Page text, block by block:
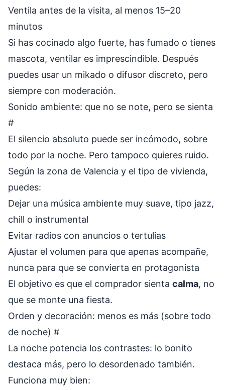
Ventila antes de la visita, al menos 15–20
minutos
Si has cocinado algo fuerte, has fumado o tienes
mascota, ventilar es imprescindible. Después
puedes usar un mikado o difusor discreto, pero
siempre con moderación.
Sonido ambiente: que no se note, pero se sienta
#
El silencio absoluto puede ser incómodo, sobre
todo por la noche. Pero tampoco quieres ruido.
Según la zona de Valencia y el tipo de vivienda,
puedes:
Dejar una música ambiente muy suave, tipo jazz,
chill o instrumental
Evitar radios con anuncios o tertulias
Ajustar el volumen para que apenas acompañe,
nunca para que se convierta en protagonista
El objetivo es que el comprador sienta calma, no
que se monte una fiesta.
Orden y decoración: menos es más (sobre todo
de noche) #
La noche potencia los contrastes: lo bonito
destaca más, pero lo desordenado también.
Funciona muy bien: